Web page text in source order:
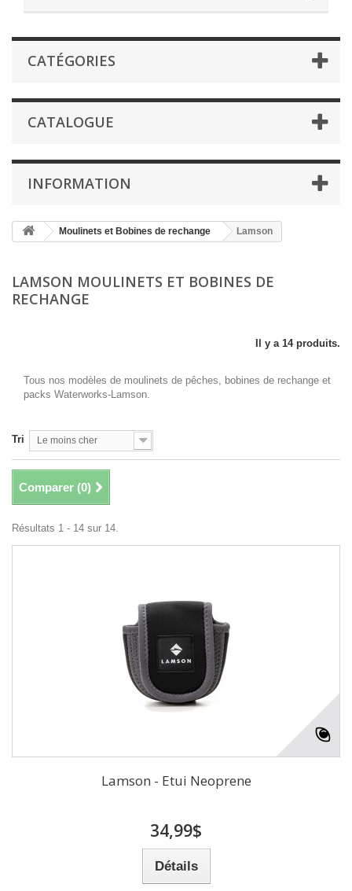
CATÉGORIES
CATALOGUE
INFORMATION
Moulinets et Bobines de rechange Lamson
LAMSON MOULINETS ET BOBINES DE
RECHANGE
Il y a 14 produits.
Tous nos modèles de moulinets de pêches, bobines de rechange et
packs Waterworks-Lamson.
Tri Le moins cher
Comparer (0)
Résultats 1 - 14 sur 14.
Lamson - Etui Neoprene
34,99$
Détails